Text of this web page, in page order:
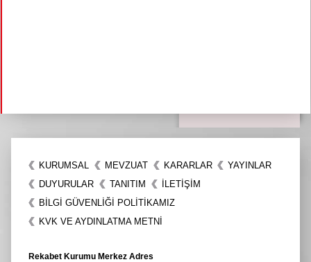
KURUMSAL MEVZUAT KARARLAR
YAYINLAR
DUYURULAR
TANITIM
İLETIŞIM
BİLGİ GÜVENLİĞİ POLİTİKAMIZ
KVK VE AYDINLATMA METNİ
Rekabet Kurumu Merkez Adres